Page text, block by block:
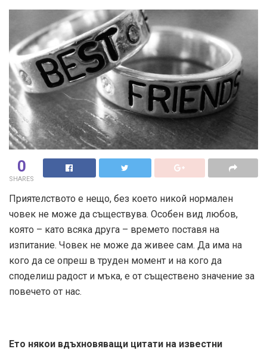
0
SHARES
Приятелството е нещо, без което никой нормален
човек не може да съществува. Особен вид любов,
която – като всяка друга – времето поставя на
изпитание. Човек не може да живее сам. Да има на
кого да се опреш в труден момент и на кого да
споделиш радост и мъка, е от съществено значение за
повечето от нас.
Ето някои вдъхновяващи цитати на известни